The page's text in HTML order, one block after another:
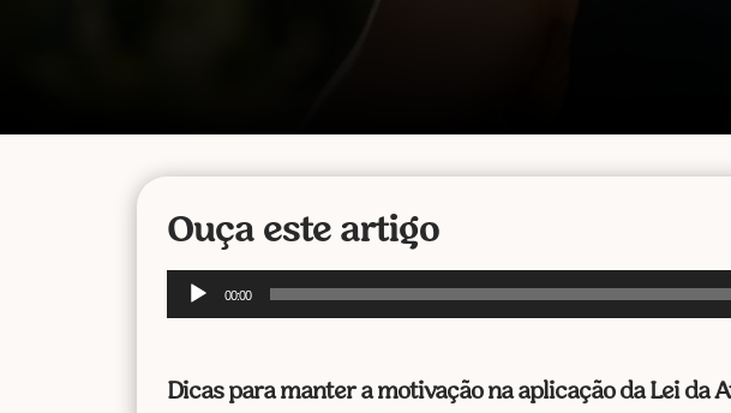
Ouça este artigo
Tocador
de
00:00
Dicas para manter a motivação na aplicação da Lei da